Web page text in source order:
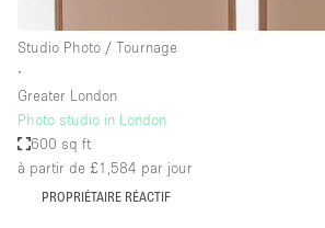
Studio Photo / Tournage
∙
Greater London
Photo studio in London
600 sq ft
à partir de £1,584 par jour
PROPRIÉTAIRE RÉACTIF